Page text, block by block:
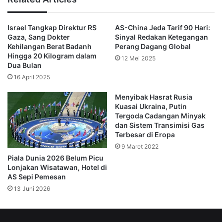
Terpadu (IPC) pekan lalu mencatat, sekitar 514.000 warga
Gaza atau hampir seperempat populasi di wilayah tersebut
telah masuk kategori kelaparan. Jumlah itu diprediksi
melonjak menjadi 641.000 orang pada akhir September
2025.
Joyce Msuya, Asisten Sekretaris Jenderal PBB untuk
Urusan Kemanusiaan, menegaskan bahwa lebih dari
kemelaratan, dan risiko kematian. Ia juga menyoroti
rusaknya sistem kesehatan, sanitasi, dan kurangnya
tempat berlindung layak.
Satu-satunya negara yang menolak resolusi adalah
Amerika Serikat. Wakil Duta Besar AS untuk PBB, Dorothy
Shea, menyebut laporan IPC tidak lolos uji dan
mempertanyakan kredibilitasnya.
“Kita semua menyadari kelaparan adalah masalah nyata di
Israel Tangkap Direktur RS
Gaza, Sang Dokter
Kehilangan Berat Badanh
Hingga 20 Kilogram dalam
Dua Bulan
16 April 2025
AS-China Jeda Tarif 90 Hari:
Sinyal Redakan Ketegangan
Perang Dagang Global
12 Mei 2025
Piala Dunia 2026 Belum Picu
Lonjakan Wisatawan, Hotel di
AS Sepi Pemesan
13 Juni 2026
Menyibak Hasrat Rusia
Kuasai Ukraina, Putin
Tergoda Cadangan Minyak
dan Sistem Transimisi Gas
Terbesar di Eropa
9 Maret 2022